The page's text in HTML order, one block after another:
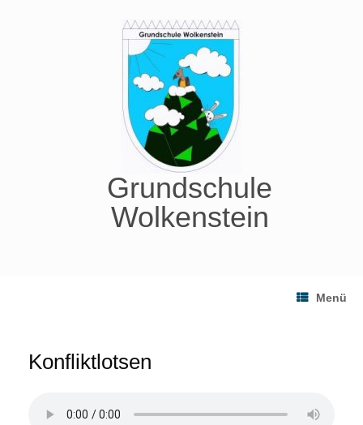
Grundschule
Wolkenstein
Menü
Konfliktlotsen